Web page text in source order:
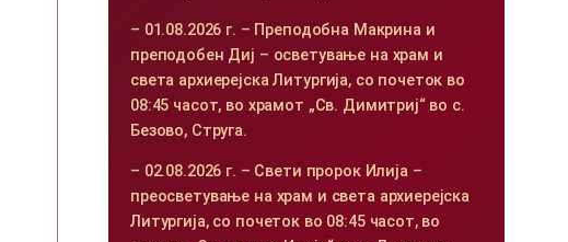
– 01.08.2026 г. – Преподобна Макрина и
преподобен Диј – осветување на храм и
света архиерејска Литургија, со почеток во
08:45 часот, во храмот „Св. Димитриј“ во с.
Безово, Струга.
– 02.08.2026 г. – Свети пророк Илија –
преосветување на храм и света архиерејска
Литургија, со почеток во 08:45 часот, во